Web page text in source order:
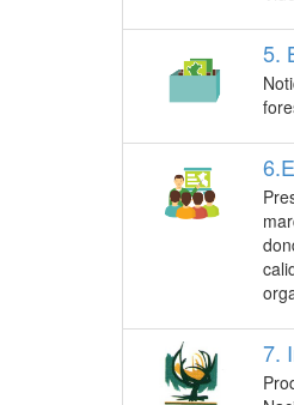
5.
7.